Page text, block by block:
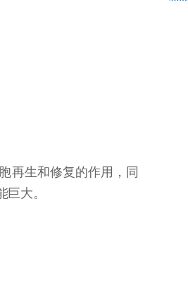
再生和修复的作用，同
大。